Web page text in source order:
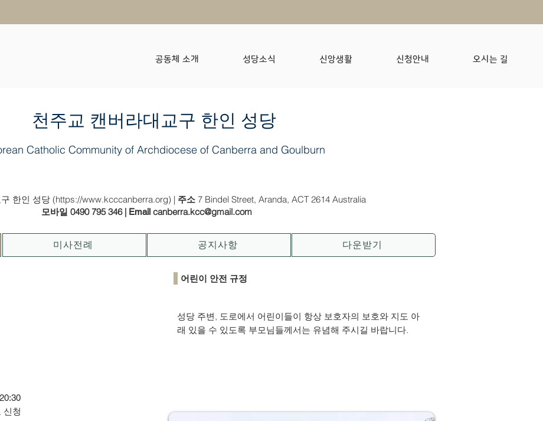
공동체 소개 성당소식 신앙생활 신청안내 오시는 길
​천주교 캔버라대교구 한인 성당
Catholic Community of Archdiocese of Canberra and Goulburn
한인 성당 (https://www.kcccanberra.org) | 주소 7 Bindel Street, Aranda, ACT 2614 Australia
모바일 0490 795 346| Email canberra.kcc@gmail.com
미사전례 공지사항 다운받기
신청
어린이 안전 규정
성당 주변, 도로에서 어린이들이 항상 보호자의 보호와 지도 아
래 있을 수 있도록 부모님들께서는 유념해 주시길 바랍니다.​